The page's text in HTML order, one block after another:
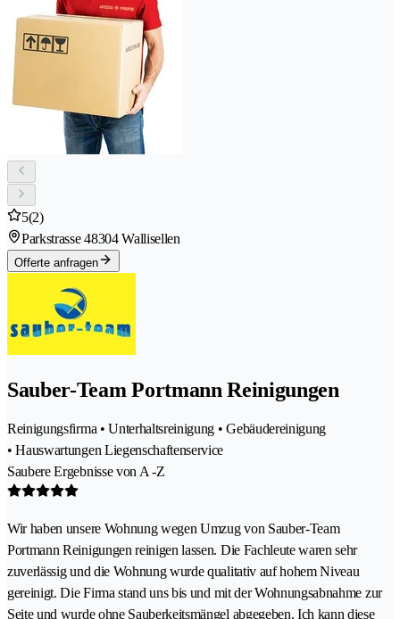
5(2)
Parkstrasse 48304 Wallisellen
Offerte anfragen
Sauber-Team Portmann Reinigungen
Reinigungsfirma • Unterhaltsreinigung • Gebäudereinigung
• Hauswartungen Liegenschaftenservice
Saubere Ergebnisse von A -Z
Wir haben unsere Wohnung wegen Umzug von Sauber-Team
Portmann Reinigungen reinigen lassen. Die Fachleute waren sehr
zuverlässig und die Wohnung wurde qualitativ auf hohem Niveau
gereinigt. Die Firma stand uns bis und mit der Wohnungsabnahme zur
Seite und wurde ohne Sauberkeitsmängel abgegeben. Ich kann diese